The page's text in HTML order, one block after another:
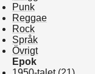
Punk
Reggae
Rock
Språk
Övrigt
Epok